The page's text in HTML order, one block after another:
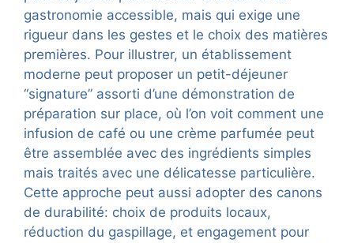
gastronomie accessible, mais qui exige une
rigueur dans les gestes et le choix des matières
premières. Pour illustrer, un établissement
moderne peut proposer un petit-déjeuner
“signature” assorti d’une démonstration de
préparation sur place, où l’on voit comment une
infusion de café ou une crème parfumée peut
être assemblée avec des ingrédients simples
mais traités avec une délicatesse particulière.
Cette approche peut aussi adopter des canons
de durabilité: choix de produits locaux,
réduction du gaspillage, et engagement pour